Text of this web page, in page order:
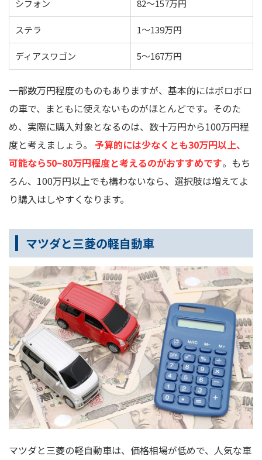
シフォン 82～157万円
ステラ 1～139万円
ディアスワゴン 5～167万円
一部数万円程度のものもありますが、基本的にはボロボロ
の車で、まともに使えないものがほとんどです。そのた
め、実際に購入対象となるのは、数十万円から100万円程
度と考えましょう。 予算的には少なくとも30万円以上、
可能なら50~80万円程度と考えるのがおすすめです。もち
ろん、100万円以上でも構わないなら、選択肢は増えてよ
り購入はしやすくなります。
マツダと三菱の軽自動車
マツダと三菱の軽自動車は、価格相場が低めで、人気な車